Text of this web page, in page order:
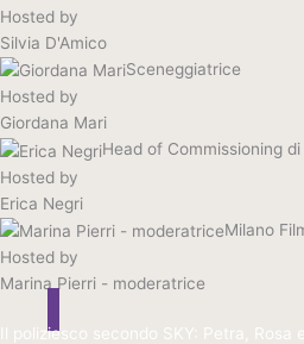
Hosted by
Silvia D'Amico
Sceneggiatrice
Hosted by
Giordana Mari
Head of Commissioning
Hosted by
Erica Negri
Milano
Hosted by
Marina Pierri - moderatrice
Il poliziesco secondo SKY: Petra, Rosa